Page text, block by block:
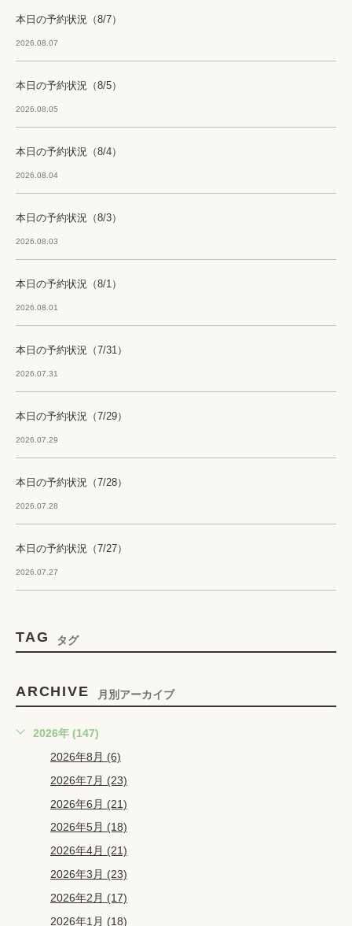
本日の予約状況（8/7）
2026.08.07
本日の予約状況（8/5）
2026.08.05
本日の予約状況（8/4）
2026.08.04
本日の予約状況（8/3）
2026.08.03
本日の予約状況（8/1）
2026.08.01
本日の予約状況（7/31）
2026.07.31
本日の予約状況（7/29）
2026.07.29
本日の予約状況（7/28）
2026.07.28
本日の予約状況（7/27）
2026.07.27
TAG タグ
ARCHIVE 月別アーカイブ
2026年 (147)
2026年8月 (6)
2026年7月 (23)
2026年6月 (21)
2026年5月 (18)
2026年4月 (21)
2026年3月 (23)
2026年2月 (17)
2026年1月 (18)